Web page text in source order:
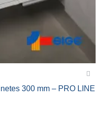
300 mm – PRO LINE